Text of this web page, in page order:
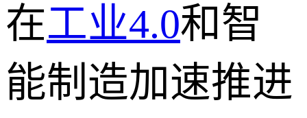
在工业4.0和智
能制造加速推进